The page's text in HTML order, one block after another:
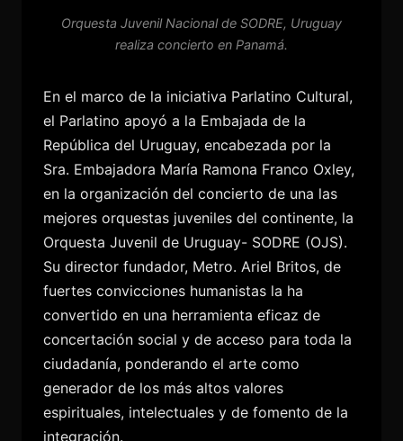
Orquesta Juvenil Nacional de SODRE, Uruguay
realiza concierto en Panamá.
En el marco de la iniciativa Parlatino Cultural,
el Parlatino apoyó a la Embajada de la
República del Uruguay, encabezada por la
Sra. Embajadora María Ramona Franco Oxley,
en la organización del concierto de una las
mejores orquestas juveniles del continente, la
Orquesta Juvenil de Uruguay- SODRE (OJS).
Su director fundador, Metro. Ariel Britos, de
fuertes convicciones humanistas la ha
convertido en una herramienta eficaz de
concertación social y de acceso para toda la
ciudadanía, ponderando el arte como
generador de los más altos valores
espirituales, intelectuales y de fomento de la
integración.